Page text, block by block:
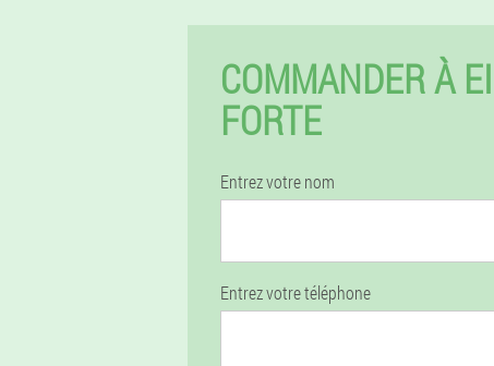
COMMANDER À
FORTE
Entrez votre nom
Entrez votre téléphone